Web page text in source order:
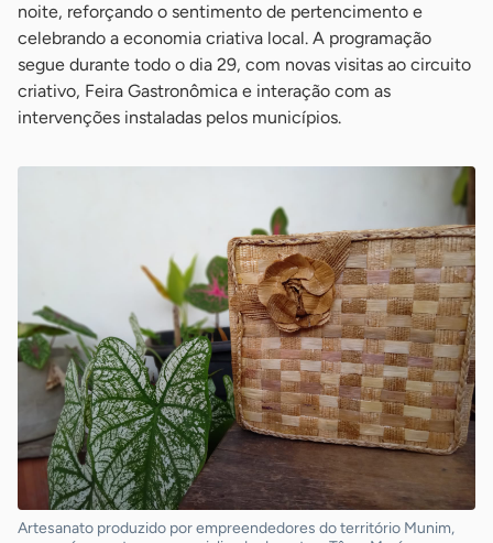
noite, reforçando o sentimento de pertencimento e
celebrando a economia criativa local. A programação
segue durante todo o dia 29, com novas visitas ao circuito
criativo, Feira Gastronômica e interação com as
intervenções instaladas pelos municípios.
Artesanato produzido por empreendedores do território Munim,